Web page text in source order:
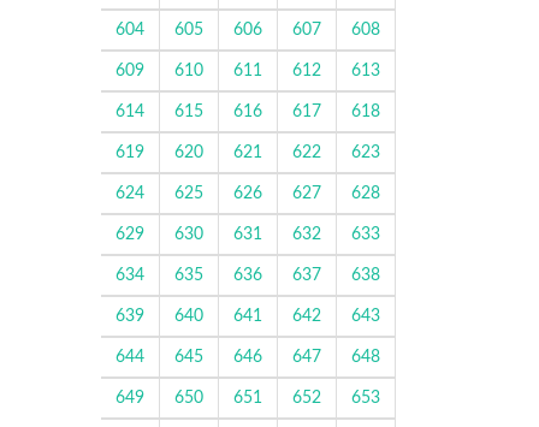
604 605 606 607 608
609 610 611 612 613
614 615 616 617 618
619 620 621 622 623
624 625 626 627 628
629 630 631 632 633
634 635 636 637 638
639 640 641 642 643
644 645 646 647 648
649 650 651 652 653